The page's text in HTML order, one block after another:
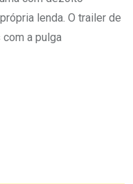
lenda. O trailer de
a pulga